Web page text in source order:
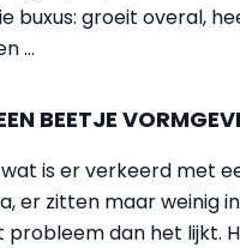
buxus: groeit overal,
…
BEETJE
is er verkeerd met
er zitten maar weinig
probleem dan het lijkt.